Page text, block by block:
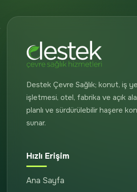
Destek Çevre Sağlık; konut, iş
işletmesi, otel, fabrika ve açık
planlı ve sürdürülebilir haşere
sunar.
Hızlı Erişim
Ana Sayfa